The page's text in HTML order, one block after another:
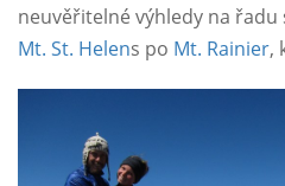
neuvěřitelné výhledy na řadu
Mt. St. Helens po Mt. Rainier,